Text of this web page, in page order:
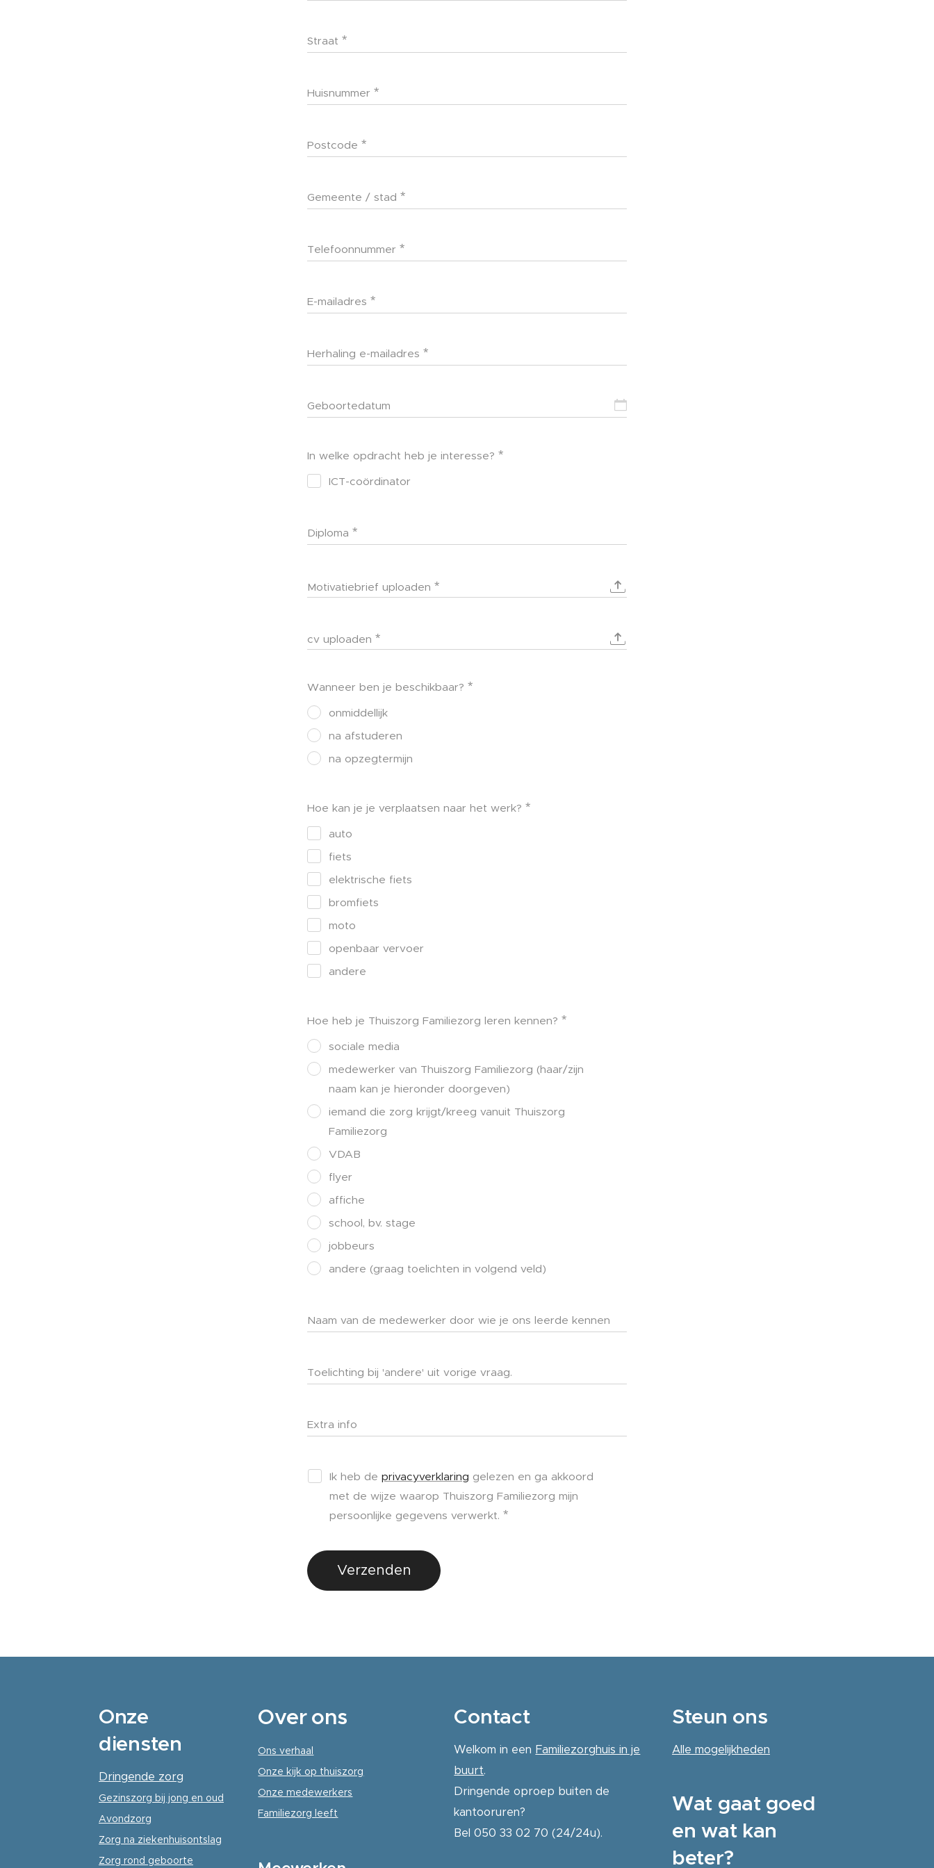
Straat
Huisnummer
Postcode
Gemeente / stad
Telefoonnummer
E-mailadres
Herhaling e-mailadres
Geboortedatum
In welke opdracht heb je interesse?
ICT-coördinator
Diploma
Motivatiebrief uploaden
cv uploaden
Wanneer ben je beschikbaar?
onmiddellijk
na afstuderen
na opzegtermijn
Hoe kan je je verplaatsen naar het werk?
auto
fiets
elektrische fiets
bromfiets
moto
openbaar vervoer
andere
Hoe heb je Thuiszorg Familiezorg leren kennen?
sociale media
medewerker van Thuiszorg Familiezorg (haar/zijn
naam kan je hieronder doorgeven)
iemand die zorg krijgt/kreeg vanuit Thuiszorg
Familiezorg
VDAB
flyer
affiche
school, bv. stage
jobbeurs
andere (graag toelichten in volgend veld)
Naam van de medewerker door wie je ons leerde kennen
Toelichting bij 'andere' uit vorige vraag.
Extra info
Ik heb de privacyverklaring gelezen en ga akkoord
met de wijze waarop Thuiszorg Familiezorg mijn
persoonlijke gegevens verwerkt.
Verzenden
Onze
diensten
Dringende zorg
Gezinszorg bij jong en oud
Avondzorg
Zorg na ziekenhuisontslag
Zorg rond geboorte
Over ons
Ons verhaal
Onze kijk op thuiszorg
Onze medewerkers
Familiezorg leeft
Contact
Welkom in een Familiezorghuis in je
buurt.
Dringende oproep buiten de
kantooruren?
Bel 050 33 02 70 (24/24u).
Steun ons
Alle mogelijkheden
Wat gaat goed
en wat kan
beter?